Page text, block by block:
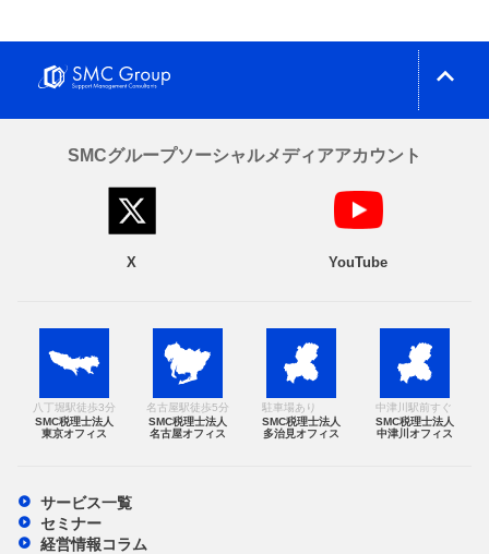
expand_less
SMCグループソーシャルメディアアカウント
X YouTube
八丁堀駅徒歩3分
SMC税理士法人
東京オフィス
名古屋駅徒歩5分
SMC税理士法人
名古屋オフィス
駐車場あり
SMC税理士法人
多治見オフィス
中津川駅前すぐ
SMC税理士法人
中津川オフィス
サービス一覧
セミナー
経営情報コラム